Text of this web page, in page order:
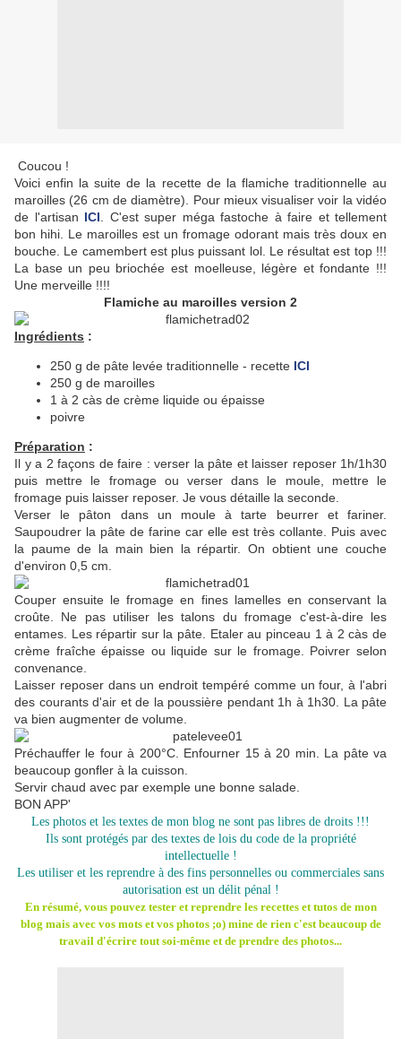
Coucou !
Voici enfin la suite de la recette de la flamiche traditionnelle au
maroilles (26 cm de diamètre). Pour mieux visualiser voir la vidéo
de l'artisan ICI . C'est super méga fastoche à faire et tellement
bon hihi. Le maroilles est un fromage odorant mais très doux en
bouche. Le camembert est plus puissant lol. Le résultat est top !!!
La base un peu briochée est moelleuse, légère et fondante !!!
Une merveille !!!!
Flamiche au maroilles version 2
Ingrédients :
250 g de pâte levée traditionnelle - recette ICI
250 g de maroilles
1 à 2 càs de crème liquide ou épaisse
poivre
Préparation :
Il y a 2 façons de faire : verser la pâte et laisser reposer 1h/1h30
puis mettre le fromage ou verser dans le moule, mettre le
fromage puis laisser reposer. Je vous détaille la seconde.
Verser le pâton dans un moule à tarte beurrer et fariner.
Saupoudrer la pâte de farine car elle est très collante. Puis avec
la paume de la main bien la répartir. On obtient une couche
d'environ 0,5 cm.
Couper ensuite le fromage en fines lamelles en conservant la
croûte. Ne pas utiliser les talons du fromage c'est-à-dire les
entames. Les répartir sur la pâte. Etaler au pinceau 1 à 2 càs de
crème fraîche épaisse ou liquide sur le fromage. Poivrer selon
convenance.
Laisser reposer dans un endroit tempéré comme un four, à l'abri
des courants d'air et de la poussière pendant 1h à 1h30. La pâte
va bien augmenter de volume.
Préchauffer le four à 200°C. Enfourner 15 à 20 min. La pâte va
beaucoup gonfler à la cuisson.
Servir chaud avec par exemple une bonne salade.
BON APP'
Les photos et les textes de mon blog ne sont pas libres de droits !!!
Ils sont protégés par des textes de lois du code de la propriété
intellectuelle !
Les utiliser et les reprendre à des fins personnelles ou commerciales sans
autorisation est un délit pénal !
En résumé, vous pouvez tester et reprendre les recettes et tutos de mon
blog mais avec vos mots et vos photos ;o) mine de rien c'est beaucoup de
travail d'écrire tout soi-même et de prendre des photos...